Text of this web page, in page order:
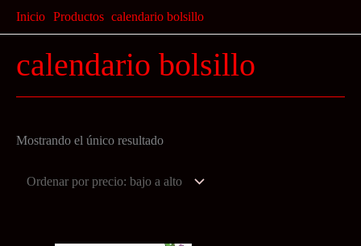
al
contenido
Inicio Productos calendario bolsillo
calendario bolsillo
Mostrando el único resultado